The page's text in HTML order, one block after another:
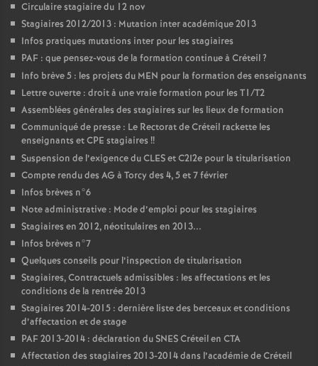
Circulaire stagiaire du 12 nov
Stagiaires 2012/2013 : Mutation inter académique 2013
Infos pratiques mutations inter pour les stagiaires
PAF : que pensez-vous de la formation continue à Créteil?
Info brève 5 : les projets du MEN pour la formation des enseignants
Lettre ouverte : droit à une vraie formation pour les T1/T2
Assemblées générales des stagiaires sur les lieux de formation
Communiqué de presse : Le Rectorat de Créteil rackette les
enseignants etCPE stagiaires !!
Suspension de l’exigence duCLESet C2I2e pour la titularisation
Compte rendu des AG à Torcy des 4, 5 et 7 février
Infos brèves n°6
Note administrative : Mode d’emploi pour les stagiaires
Stagiaires en 2012, néotitulaires en 2013...
Infos brèves n°7
Quelques conseils pour l’inspection de titularisation
Stagiaires, Contractuels admissibles : les affectations et les
conditions de la rentrée 2013
Stagiaires 2014-2015 : dernière liste des berceaux et conditions
d’affectation et de stage
PAF2013-2014 : déclaration duSNESCréteil en CTA
Affectation des stagiaires 2013-2014 dans l’académie de Créteil